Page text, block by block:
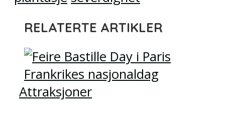
RELATERTE ARTIKLER
Attraksjoner